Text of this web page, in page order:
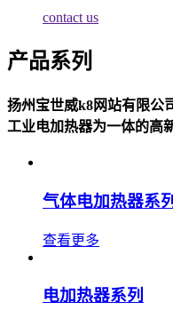
contact us
产品系列
扬州宝世威k8网站有限公
工业电加热器为一体的高
气体电加热器系列
查看更多
电加热器系列